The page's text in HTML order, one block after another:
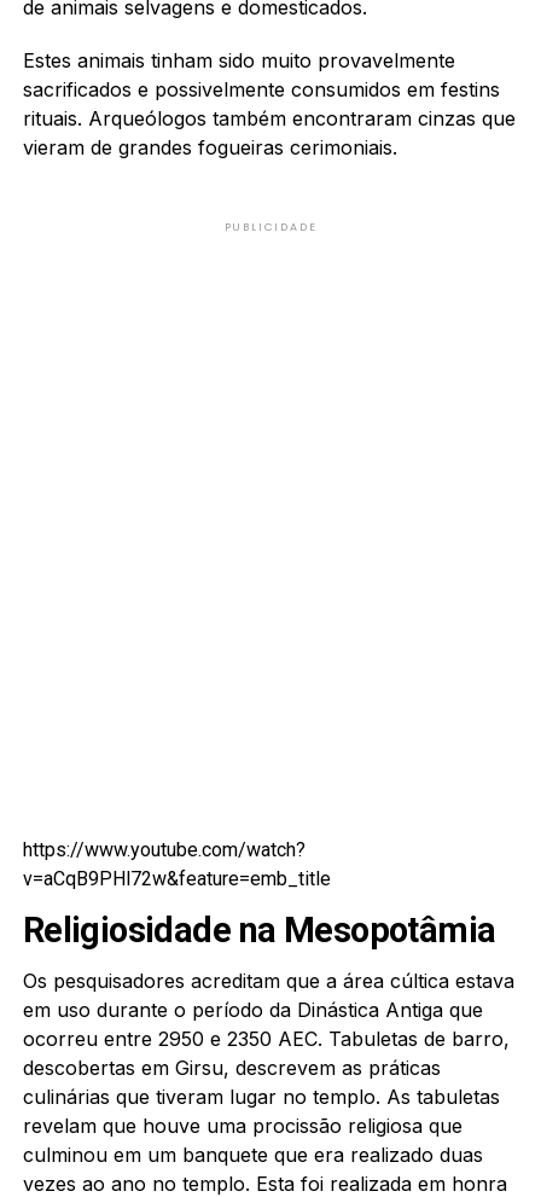
de animais selvagens e domesticados.
Estes animais tinham sido muito provavelmente
sacrificados e possivelmente consumidos em festins
rituais. Arqueólogos também encontraram cinzas que
vieram de grandes fogueiras cerimoniais.
PUBLICIDADE
https://www.youtube.com/watch?
v=aCqB9PHl72w&feature=emb_title
Religiosidade na Mesopotâmia
Os pesquisadores acreditam que a área cúltica estava
em uso durante o período da Dinástica Antiga que
ocorreu entre 2950 e 2350 AEC. Tabuletas de barro,
descobertas em Girsu, descrevem as práticas
culinárias que tiveram lugar no templo. As tabuletas
revelam que houve uma procissão religiosa que
culminou em um banquete que era realizado duas
vezes ao ano no templo. Esta foi realizada em honra